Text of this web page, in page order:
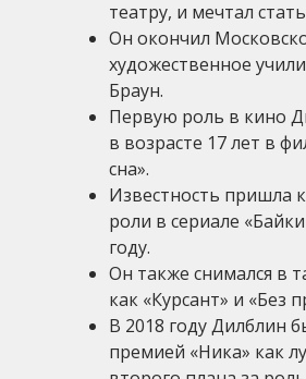
театру, и мечтал
Он окончил
художественное
Браун.
Первую роль в кино
в возрасте 17 лет в
сна».
Известность пришла
роли в сериале
году.
Он также снимался в
как «Курсант» и «Без
В 2018 году Дилблин
премией «Ника» как